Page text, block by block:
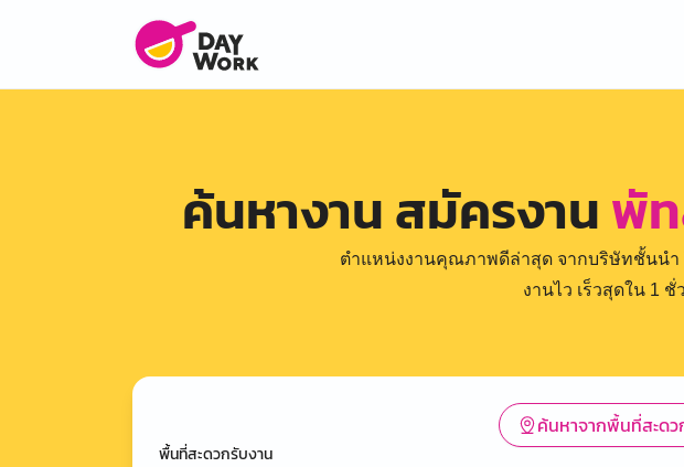
ค้นหางาน สมัครงานพั
ตำแหน่งงานคุณภาพดีล่าสุด จากบริษัทชั้นน
งานไว เร็วสุดใน 1
ค้นหาจากพื้นที่สะดว
พื้นที่สะดวกรับงาน